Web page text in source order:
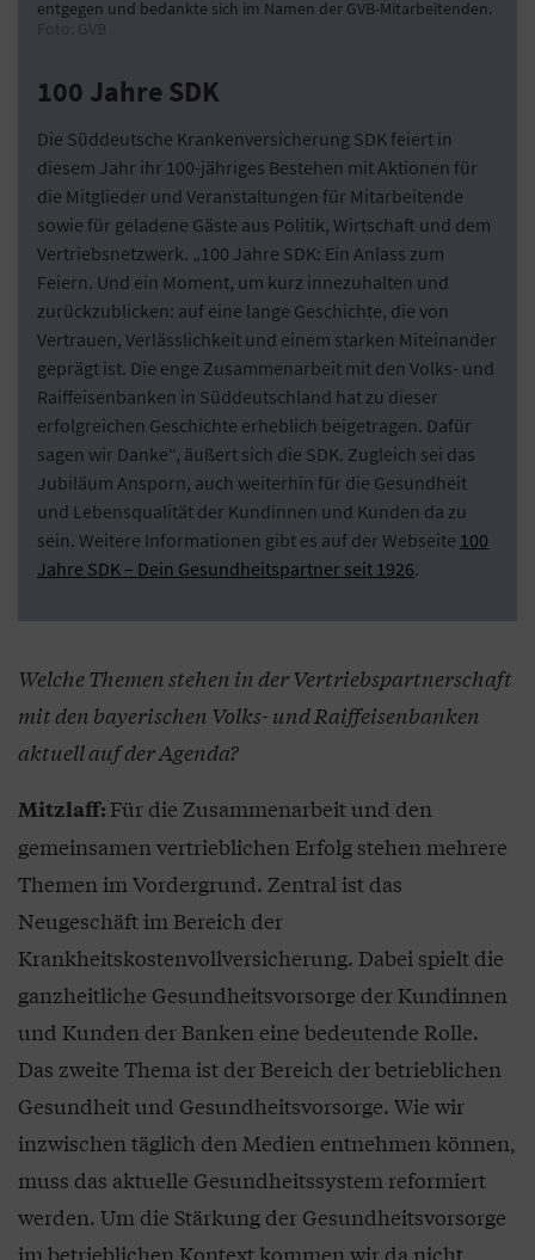
entgegen und bedankte sich im Namen der GVB-Mitarbeitenden.
Foto: GVB
100 Jahre SDK
Die Süddeutsche Krankenversicherung SDK feiert in
diesem Jahr ihr 100-jähriges Bestehen mit Aktionen für
die Mitglieder und Veranstaltungen für Mitarbeitende
sowie für geladene Gäste aus Politik, Wirtschaft und dem
Vertriebsnetzwerk. „100 Jahre SDK: Ein Anlass zum
Feiern. Und ein Moment, um kurz innezuhalten und
zurückzublicken: auf eine lange Geschichte, die von
Vertrauen, Verlässlichkeit und einem starken Miteinander
geprägt ist. Die enge Zusammenarbeit mit den Volks- und
Raiffeisenbanken in Süddeutschland hat zu dieser
erfolgreichen Geschichte erheblich beigetragen. Dafür
sagen wir Danke“, äußert sich die SDK. Zugleich sei das
Jubiläum Ansporn, auch weiterhin für die Gesundheit
und Lebensqualität der Kundinnen und Kunden da zu
sein. Weitere Informationen gibt es auf der Webseite 100
Jahre SDK – Dein Gesundheitspartner seit 1926.
Welche Themen stehen in der Vertriebspartnerschaft
mit den bayerischen Volks- und Raiffeisenbanken
aktuell auf der Agenda?
Mitzlaff:Für die Zusammenarbeit und den
gemeinsamen vertrieblichen Erfolg stehen mehrere
Themen im Vordergrund. Zentral ist das
Neugeschäft im Bereich der
Krankheitskostenvollversicherung. Dabei spielt die
ganzheitliche Gesundheitsvorsorge der Kundinnen
und Kunden der Banken eine bedeutende Rolle.
Das zweite Thema ist der Bereich der betrieblichen
Gesundheit und Gesundheitsvorsorge. Wie wir
inzwischen täglich den Medien entnehmen können,
muss das aktuelle Gesundheitssystem reformiert
werden. Um die Stärkung der Gesundheitsvorsorge
im betrieblichen Kontext kommen wir da nicht